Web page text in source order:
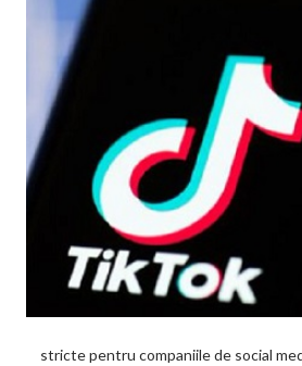
stricte pentru companiile de social